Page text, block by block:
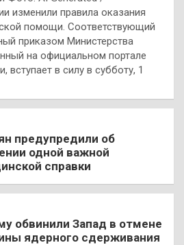
изменили правила оказания
помощи. Соответствующий
приказом Министерства
на официальном портале
вступает в силу в субботу, 1
предупредили об
одной важной
справки
обвинили Запад в отмене
ядерного сдерживания